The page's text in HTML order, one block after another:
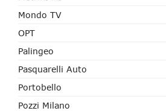
Mondo TV
OPT
Palingeo
Pasquarelli Auto
Portobello
Pozzi Milano